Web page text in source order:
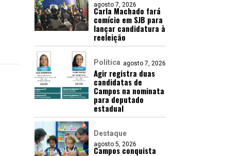
agosto 7, 2026
Carla Machado fará
comício em SJB para
lançar candidatura à
reeleição
Política agosto 7, 2026
Agir registra duas
candidatas de
Campos na nominata
para deputado
estadual
Destaque
agosto 5, 2026
Campos conquista